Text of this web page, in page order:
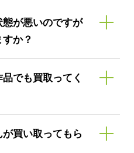
が悪いのですが
か？
でも買取ってく
買い取ってもら